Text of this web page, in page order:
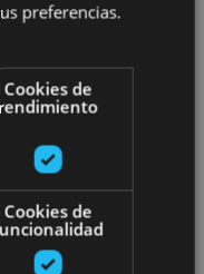
preferencias.
Cookies de
rendimiento
Cookies de